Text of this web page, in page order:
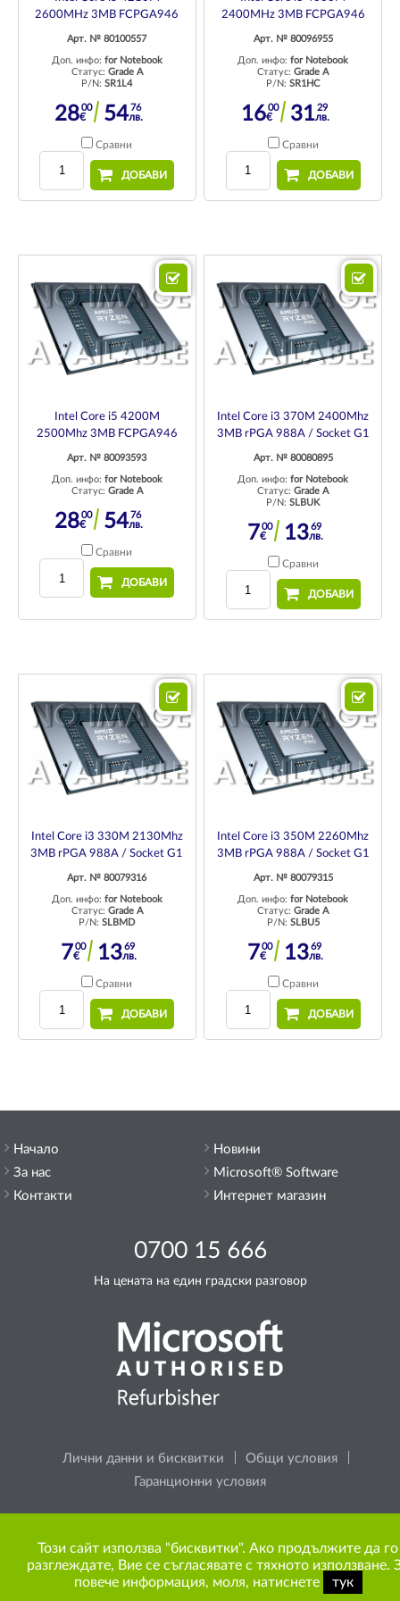
2600MHz 3MB FCPGA946
Арт. № 80100557
Доп. инфо: for Notebook
Статус: Grade A
P/N:SR1L4
2800
€ 5476
лв.
Сравни
ДОБАВИ
2400MHz 3MB FCPGA946
Арт. № 80096955
Доп. инфо:for Notebook
Статус:Grade A
P/N:SR1HC
1600
€ 3129
лв.
Сравни
ДОБАВИ
Intel Core i5 4200M
2500Mhz 3MB FCPGA946
Арт. № 80093593
Доп. инфо: for Notebook
Статус: Grade A
2800
€ 5476
лв.
Сравни
ДОБАВИ
Intel Core i3 370M 2400Mhz
3MB rPGA 988A / Socket G1
Арт. № 80080895
Доп. инфо:for Notebook
Статус:Grade A
P/N:SLBUK
700
€ 1369
лв.
Сравни
ДОБАВИ
Intel Core i3 330M 2130Mhz
3MB rPGA 988A / Socket G1
Арт. № 80079316
Доп. инфо: for Notebook
Статус: Grade A
P/N:SLBMD
700
€ 1369
лв.
Сравни
ДОБАВИ
Intel Core i3 350M 2260Mhz
3MB rPGA 988A / Socket G1
Арт. № 80079315
Доп. инфо:for Notebook
Статус:Grade A
P/N: SLBU5
700
€ 1369
лв.
Сравни
ДОБАВИ
Начало
За нас
Контакти
0700 15 666
На цената на един градски разговор
Лични данни и бисквитки
Общи условия
Гаранционни условия
Новини
Microsoft® Software
Интернет магазин
Моля, помислете за околната среда, преди да
разпечатате каквото и да е съдържание от сайта.
Този сайт използва "бисквитки". Ако продължите да го
разглеждате, Вие се съгласявате с тяхното използване.
повече информация, моля, натиснете
тук